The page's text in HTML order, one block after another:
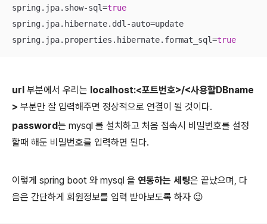
spring.jpa.show-sql=true
spring.jpa.hibernate.ddl-auto=update
spring.jpa.properties.hibernate.format_sql=true
url 부분에서 우리는 localhost:<포트번호>/<사용할DBname
> 부분만 잘 입력해주면 정상적으로 연결이 될 것이다.
password는 mysql 를 설치하고 처음 접속시 비밀번호를 설정
할때 해둔 비밀번호를 입력하면 된다.
이렇게 spring boot 와 mysql 을 연동하는 세팅은 끝났으며, 다
음은 간단하게 회원정보를 입력 받아보도록 하자 😉